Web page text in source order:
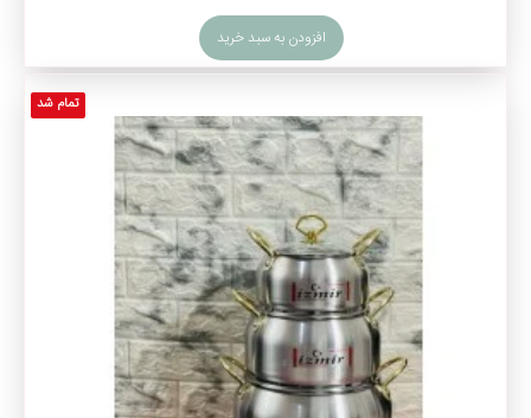
افزودن به سبد خرید
تمام شد